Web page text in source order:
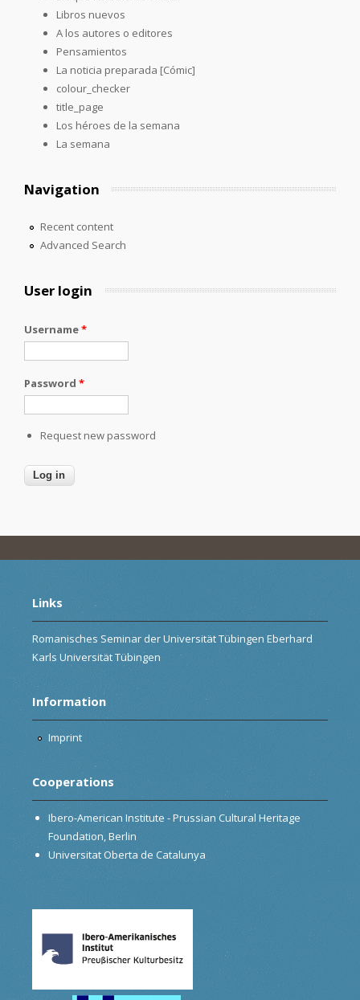
Libros nuevos
A los autores o editores
Pensamientos
La noticia preparada [Cómic]
colour_checker
title_page
Los héroes de la semana
La semana
Navigation
Recent content
Advanced Search
User login
Username*
Password *
Request new password
Links
Romanisches Seminar der Universität Tübingen Eberhard
Karls Universität Tübingen
Information
Imprint
Cooperations
Ibero-American Institute - Prussian Cultural Heritage
Foundation, Berlin
Universitat Oberta de Catalunya